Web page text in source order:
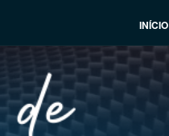
INÍCIO